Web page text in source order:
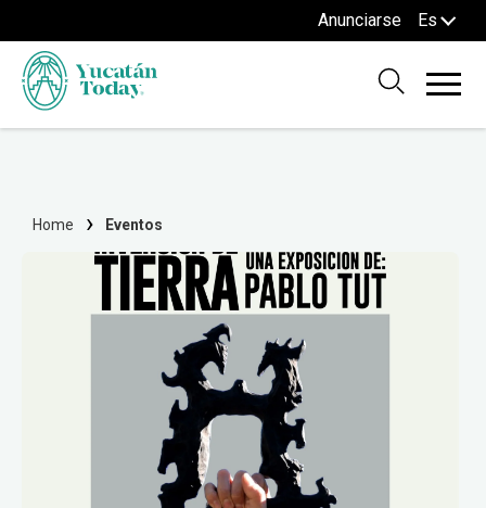
Anunciarse Es
Home Eventos